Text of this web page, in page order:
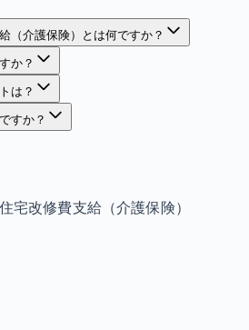
（介護保険）とは何ですか？
か？
は？
すか？
宅改修費支給（介護保険）